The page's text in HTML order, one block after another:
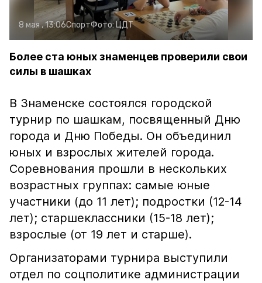
8 мая , 13:06СпортФото: ЦДТ
Более ста юных знаменцев проверили свои
силы в шашках
В Знаменске состоялся городской
турнир по шашкам, посвященный Дню
города и Дню Победы. Он объединил
юных и взрослых жителей города.
Соревнования прошли в нескольких
возрастных группах: самые юные
участники (до 11 лет); подростки (12-14
лет); старшеклассники (15-18 лет);
взрослые (от 19 лет и старше).
Организаторами турнира выступили
отдел по соцполитике администрации